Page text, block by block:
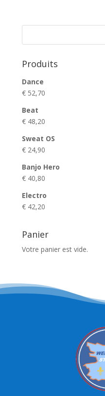
Produits
Dance
€52,70
Beat
€48,20
Sweat OS
€24,90
Banjo Hero
€40,80
Electro
€42,20
Panier
Votre panier est vide.